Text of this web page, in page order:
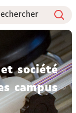
et société
campus